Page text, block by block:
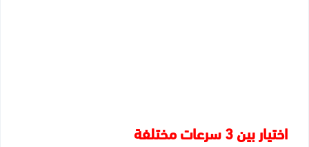
اختيار بين 3 سرعات مختلفة